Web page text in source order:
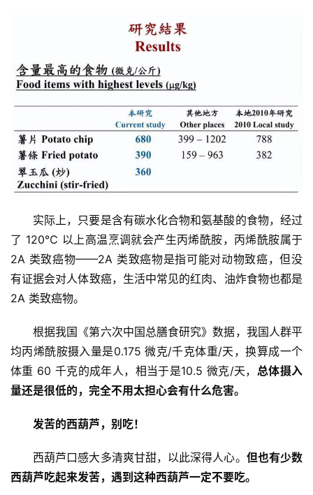
首
页
分
类
实际上，只要是含有碳水化合物和氨基酸的食物，经过
了 120℃ 以上高温烹调就会产生丙烯酰胺，丙烯酰胺属于
2A 类致癌物——2A 类致癌物是指可能对动物致癌，但没
有证据会对人体致癌，生活中常见的红肉、油炸食物也都是
2A 类致癌物。
根据我国《第六次中国总膳食研究》数据，我国人群平
均丙烯酰胺摄入量是0.175 微克/千克体重/天，换算成一个
体重 60 千克的成年人，相当于是10.5 微克/天， 总体摄入
量还是很低的，完全不用太担心会有什么危害。
发苦的西葫芦，别吃！
西葫芦口感大多清爽甘甜，以此深得人心。 但也有少数
西葫芦吃起来发苦，遇到这种西葫芦一定不要吃。